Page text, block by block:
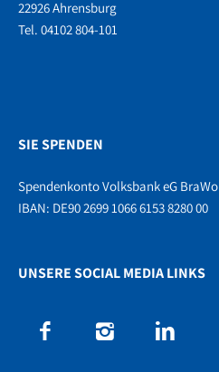
22926 Ahrensburg
Tel. 04102 804-101
SIE SPENDEN
Spendenkonto Volksbank eG BraWo
IBAN: DE90 2699 1066 6153 8280 00
UNSERE SOCIAL MEDIA LINKS